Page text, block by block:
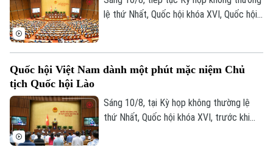
Chuyên mục
Thời sự
lệ thứ Nhất, Quốc hội khóa XVI, Quốc hội
Quốc hội Việt Nam dành một phút mặc niệm Chủ
tịch Quốc hội Lào
Sáng 10/8, tại Kỳ họp không thường lệ
thứ Nhất, Quốc hội khóa XVI, trước khi